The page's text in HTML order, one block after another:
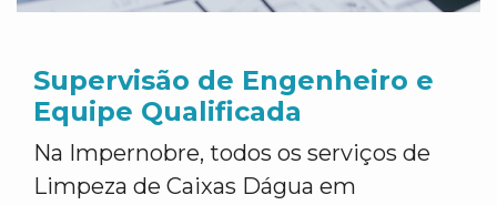
Supervisão de Engenheiro e
Equipe Qualificada
Na Impernobre, todos os serviços de
Limpeza de Caixas Dágua em